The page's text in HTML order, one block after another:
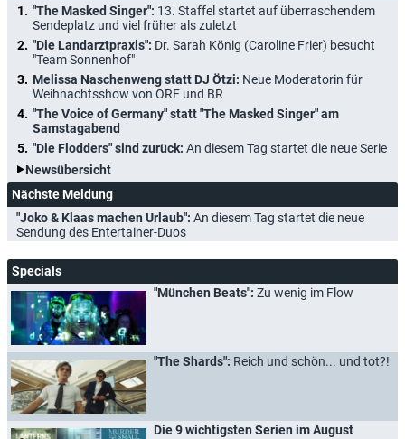
"The Masked Singer": 13. Staffel startet auf überraschendem
Sendeplatz und viel früher als zuletzt
"Die Landarztpraxis": Dr. Sarah König (Caroline Frier) besucht
"Team Sonnenhof"
Melissa Naschenweng statt DJ Ötzi: Neue Moderatorin für
Weihnachtsshow von ORF und BR
"The Voice of Germany" statt "The Masked Singer" am
Samstagabend
"Die Flodders" sind zurück: An diesem Tag startet die neue Serie
Newsübersicht
Nächste Meldung
"Joko & Klaas machen Urlaub": An diesem Tag startet die neue
Sendung des Entertainer-Duos
Specials
"München Beats": Zu wenig im Flow
"The Shards": Reich und schön... und tot?!
Die 9 wichtigsten Serien im August